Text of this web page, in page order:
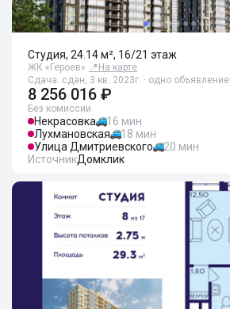
Студия, 24.14 м², 16/21 этаж
ЖК «Героев» 📍 На карте
Сдача: сдан, 3 кв. 2023г. · одно объявление
8 256 016 ₽
Без комиссии
Некрасовка
16 мин
Лухмановская
18 мин
Улица Дмитриевского
20 мин
ИсточникДомклик